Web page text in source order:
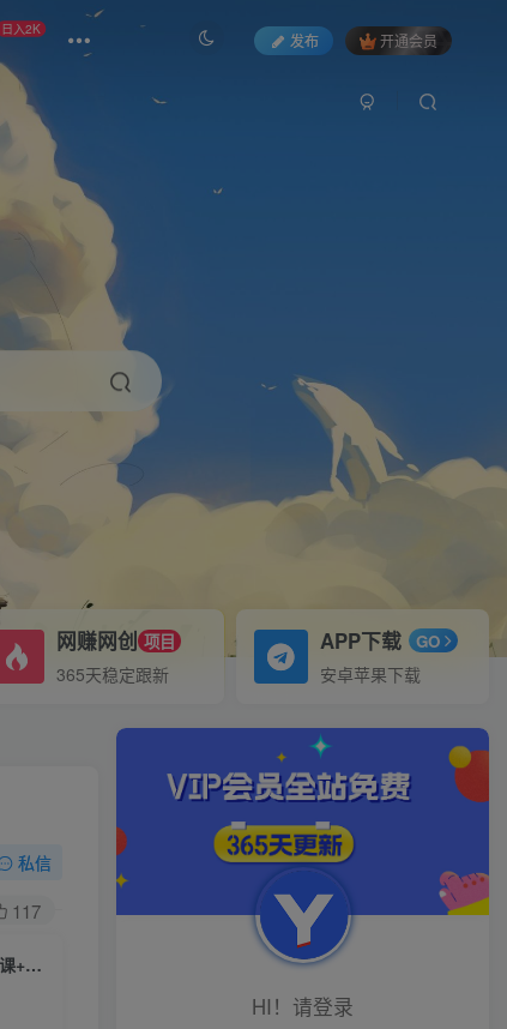
日入2K
发布 开通会员
网赚网创 项目
365天稳定跟新
APP下载 GO
安卓苹果下载
私信
117
（7731期）抖音知识IP直播-登顶营课程：成交为王知识IP出单必修课 流量+卖课+短视频
HI！请登录